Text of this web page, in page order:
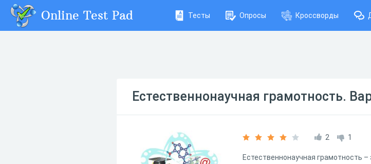
Online Test Pad Тесты Опросы Кроссворды
Естественнонаучная грамотность.
2 1
Естественнонаучная грамотность